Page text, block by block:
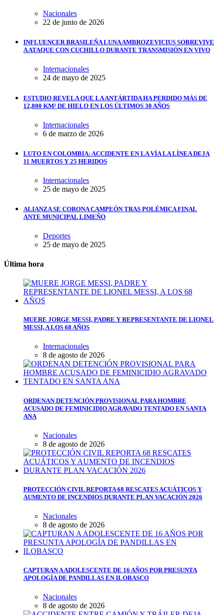
Nacionales
22 de junio de 2026
INFLUENCER BRASILEÑA LUNA AMBROZEVICIUS SOBREVIVE
A ATAQUE CON CUCHILLO DURANTE TRANSMISIÓN EN VIVO
Internacionales
24 de mayo de 2025
ESTUDIO REVELA QUE LA ANTÁRTIDA HA PERDIDO MÁS DE
12,800 KM² DE HIELO EN LOS ÚLTIMOS 30 AÑOS
Internacionales
6 de marzo de 2026
LUTO EN COLOMBIA: ACCIDENTE EN LA VÍA LA LÍNEA DEJA
11 MUERTOS Y 25 HERIDOS
Internacionales
25 de mayo de 2025
ALIANZA SE CORONA CAMPEÓN TRAS POLÉMICA FINAL
ANTE MUNICIPAL LIMEÑO
Deportes
25 de mayo de 2025
Última hora
MUERE JORGE MESSI, PADRE Y REPRESENTANTE DE LIONEL
MESSI, A LOS 68 AÑOS
Internacionales
8 de agosto de 2026
ORDENAN DETENCIÓN PROVISIONAL PARA HOMBRE
ACUSADO DE FEMINICIDIO AGRAVADO TENTADO EN SANTA
ANA
Nacionales
8 de agosto de 2026
PROTECCIÓN CIVIL REPORTA 68 RESCATES ACUÁTICOS Y
AUMENTO DE INCENDIOS DURANTE PLAN VACACIÓN 2026
Nacionales
8 de agosto de 2026
CAPTURAN A ADOLESCENTE DE 16 AÑOS POR PRESUNTA
APOLOGÍA DE PANDILLAS EN ILOBASCO
Nacionales
8 de agosto de 2026